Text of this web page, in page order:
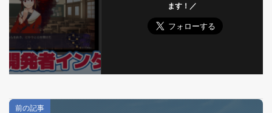
ます！／
前の記事